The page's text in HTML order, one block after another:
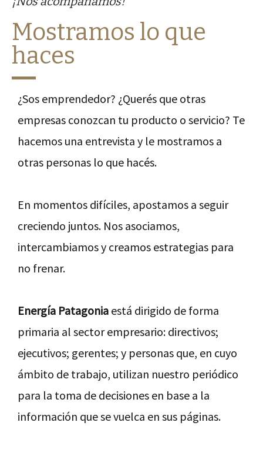
Mostramos lo que
haces
¿Sos emprendedor? ¿Querés que otras
empresas conozcan tu producto o servicio? Te
hacemos una entrevista y le mostramos a
otras personas lo que hacés.
En momentos difíciles, apostamos a seguir
creciendo juntos. Nos asociamos,
intercambiamos y creamos estrategias para
no frenar.
Energía Patagonia está dirigido de forma
primaria al sector empresario: directivos;
ejecutivos; gerentes; y personas que, en cuyo
ámbito de trabajo, utilizan nuestro periódico
para la toma de decisiones en base a la
información que se vuelca en sus páginas.